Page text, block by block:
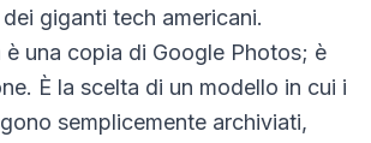
giganti tech americani.
è una copia di Google Photos; è
È la scelta di un modello in cui i
semplicemente archiviati,